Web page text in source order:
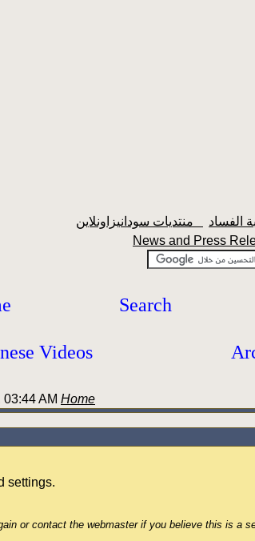
News and Press
Search
Videos
AM Home
settings.
or contact the webmaster if you believe this is a